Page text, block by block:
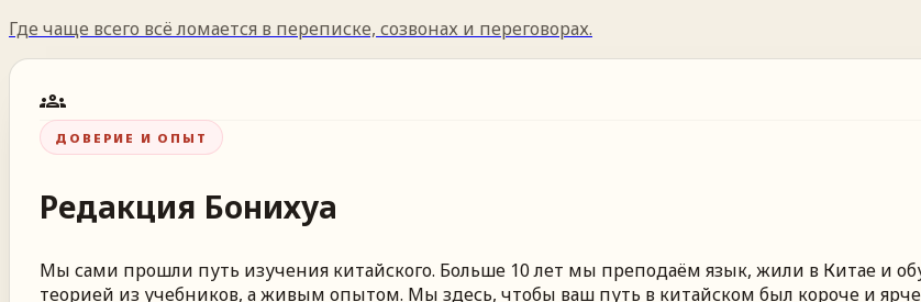
Где чаще всего всё ломается в переписке, созвонах и переговорах.
groups
ДОВЕРИЕ И ОПЫТ
Редакция Бонихуа
Мы сами прошли путь изучения китайского. Больше 10 лет мы преподаём язык, жили в Китае и
теорией из учебников, а живым опытом. Мы здесь, чтобы ваш путь в китайском был короче и